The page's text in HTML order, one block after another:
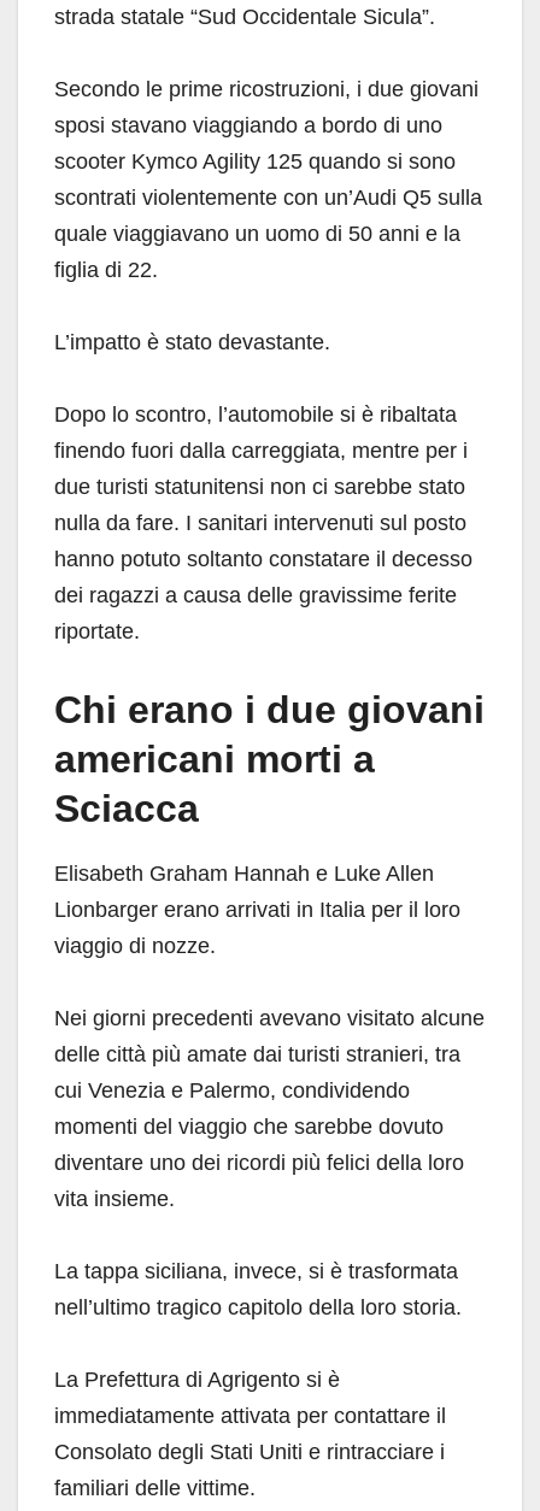
strada statale “Sud Occidentale Sicula”.
Secondo le prime ricostruzioni, i due giovani
sposi stavano viaggiando a bordo di uno
scooter Kymco Agility 125 quando si sono
scontrati violentemente con un’Audi Q5 sulla
quale viaggiavano un uomo di 50 anni e la
figlia di 22.
L’impatto è stato devastante.
Dopo lo scontro, l’automobile si è ribaltata
finendo fuori dalla carreggiata, mentre per i
due turisti statunitensi non ci sarebbe stato
nulla da fare. I sanitari intervenuti sul posto
hanno potuto soltanto constatare il decesso
dei ragazzi a causa delle gravissime ferite
riportate.
Chi erano i due giovani
americani morti a
Sciacca
Elisabeth Graham Hannah e Luke Allen
Lionbarger erano arrivati in Italia per il loro
viaggio di nozze.
Nei giorni precedenti avevano visitato alcune
delle città più amate dai turisti stranieri, tra
cui Venezia e Palermo, condividendo
momenti del viaggio che sarebbe dovuto
diventare uno dei ricordi più felici della loro
vita insieme.
La tappa siciliana, invece, si è trasformata
nell’ultimo tragico capitolo della loro storia.
La Prefettura di Agrigento si è
immediatamente attivata per contattare il
Consolato degli Stati Uniti e rintracciare i
familiari delle vittime.